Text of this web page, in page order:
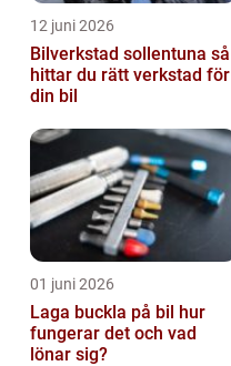
12 juni 2026
Bilverkstad sollentuna så
hittar du rätt verkstad för
din bil
01 juni 2026
Laga buckla på bil hur
fungerar det och vad
lönar sig?